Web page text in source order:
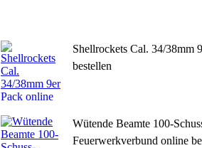
Shellrockets Cal. 34/38mm
bestellen
Wütende Beamte 100-
Feuerwerkverbund online